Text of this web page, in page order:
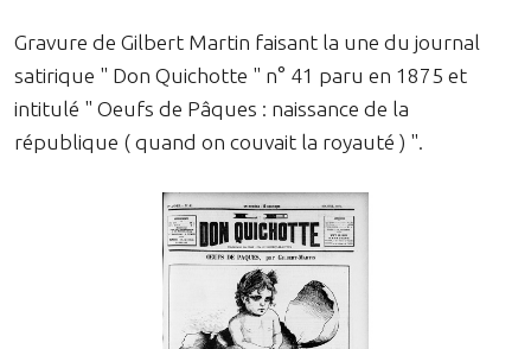
Gravure de Gilbert Martin faisant la une du journal
satirique " Don Quichotte " n° 41 paru en 1875 et
intitulé " Oeufs de Pâques : naissance de la
république ( quand on couvait la royauté ) ".